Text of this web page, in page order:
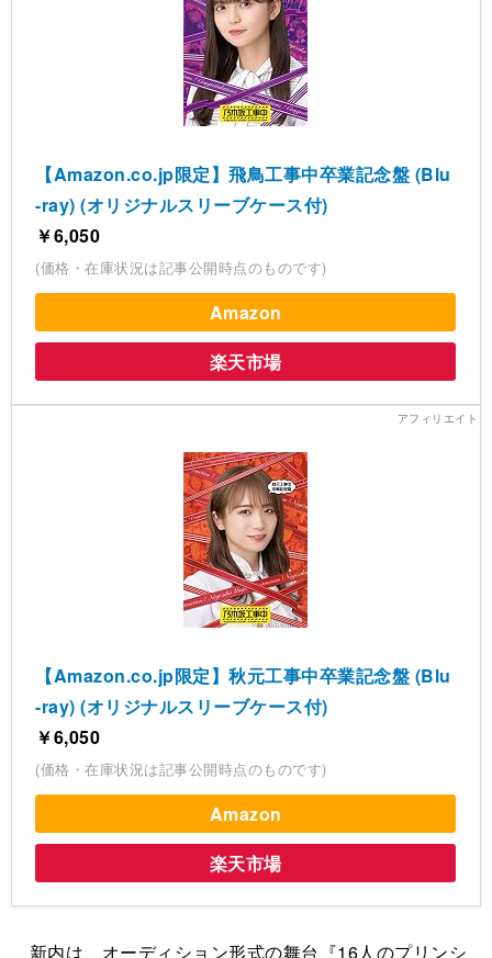
【Amazon.co.jp限定】飛鳥工事中卒業記念盤 (Blu
-ray) (オリジナルスリーブケース付)
￥6,050
(価格・在庫状況は記事公開時点のものです)
Amazon
楽天市場
【Amazon.co.jp限定】秋元工事中卒業記念盤 (Blu
-ray) (オリジナルスリーブケース付)
￥6,050
(価格・在庫状況は記事公開時点のものです)
Amazon
楽天市場
新内は、オーディション形式の舞台『16人のプリンシ